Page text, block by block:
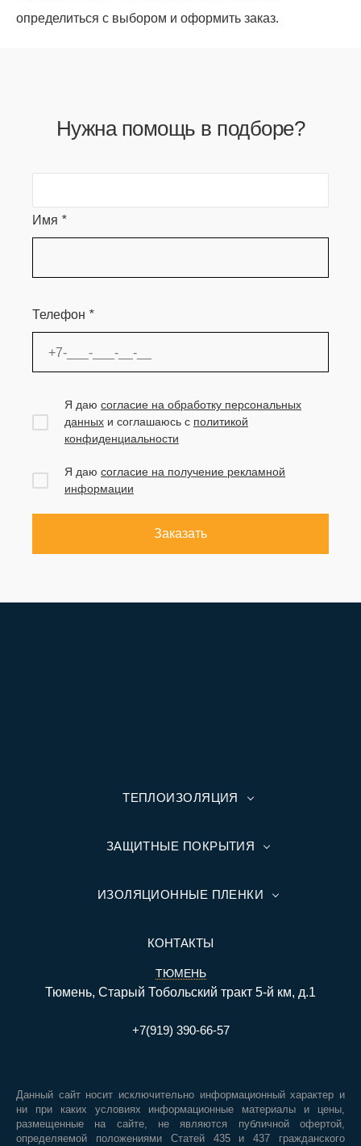
определиться с выбором и оформить заказ.
Нужна помощь в подборе?
Имя *
Телефон *
Я даю согласие на обработку персональных
данных и соглашаюсь с политикой
конфиденциальности
Я даю согласие на получение рекламной
информации
Заказать
ТЕПЛОИЗОЛЯЦИЯ
ЗАЩИТНЫЕ ПОКРЫТИЯ
ИЗОЛЯЦИОННЫЕ ПЛЕНКИ
КОНТАКТЫ
ТЮМЕНЬ
Тюмень, Старый Тобольский тракт 5-й км, д.1
+7(919) 390-66-57
Данный сайт носит исключительно информационный характер и
ни при каких условиях информационные материалы и цены,
размещенные на сайте, не являются публичной офертой,
определяемой положениями Статей 435 и 437 гражданского